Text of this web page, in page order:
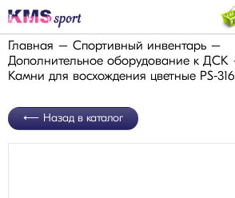
Главная
Спортивный инвентарь
Дополнительное оборудование к ДСК
Камни для восхождения цветные PS-316
Назад в каталог